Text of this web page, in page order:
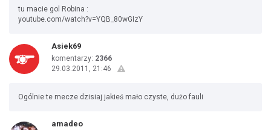
tu macie gol Robina :
youtube.com/watch?v=YQB_80wGIzY
Asiek69
komentarzy: 2366
29.03.2011, 21:46
Ogólnie te mecze dzisiaj jakieś mało czyste, dużo fauli
amadeo